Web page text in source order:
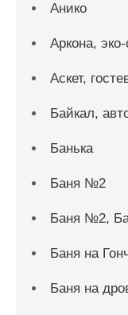
Анико
Аркона, эко-
Аскет,
Байкал,
Банька
Баня №2
Баня №2,
Баня на
Баня на